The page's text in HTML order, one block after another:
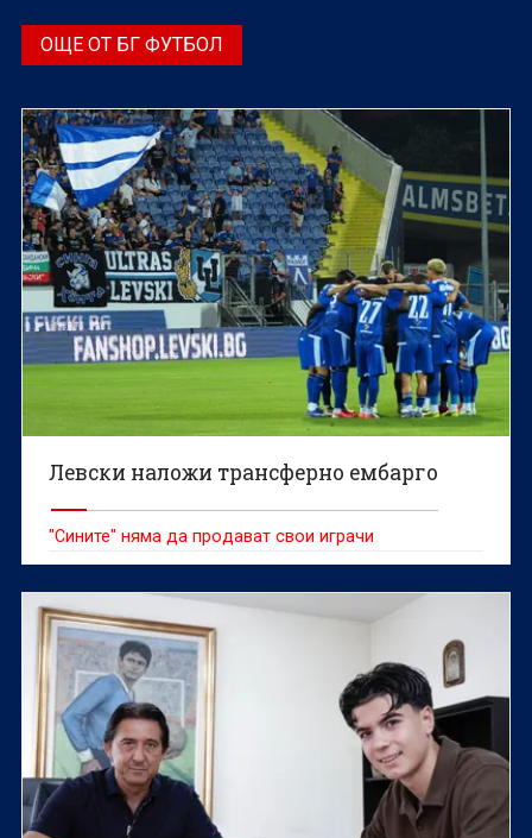
ОЩЕ ОТ БГ ФУТБОЛ
Левски наложи трансферно ембарго
"Сините" няма да продават свои играчи